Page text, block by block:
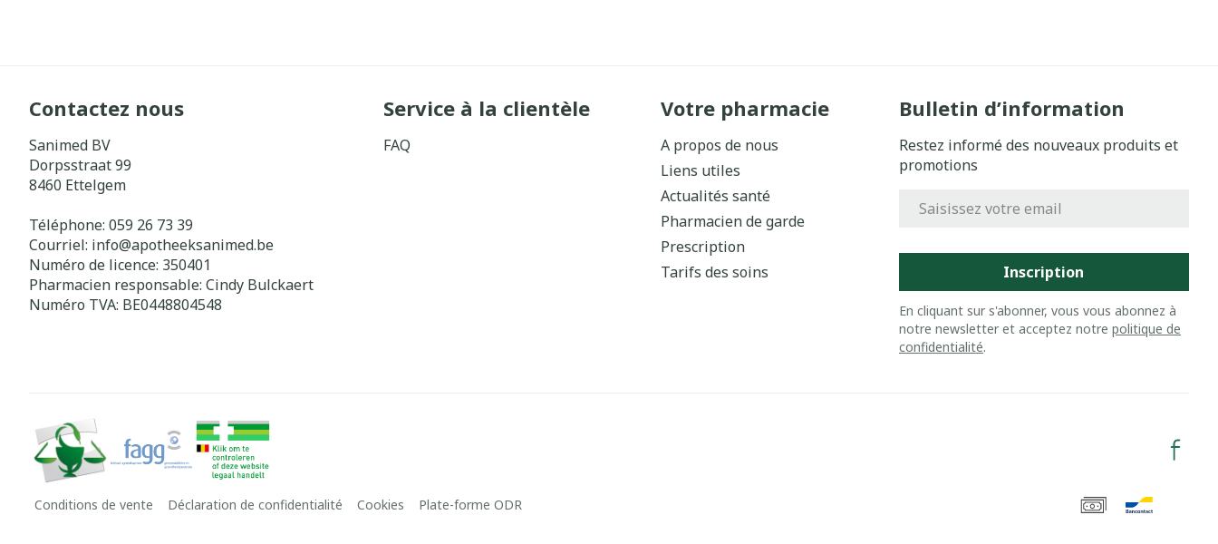
Contactez nous
Sanimed BV
Dorpsstraat 99
8460 Ettelgem
Téléphone: 059 26 73 39
Courriel: info@apotheeksanimed.be
Numéro de licence: 350401
Pharmacien responsable: Cindy Bulckaert
Numéro TVA: BE0448804548
Service à la clientèle
FAQ
Votre pharmacie
A propos de nous
Liens utiles
Actualités santé
Pharmacien de garde
Prescription
Tarifs des soins
Bulletin d’information
Restez informé des nouveaux produits et
promotions
Inscription
En cliquant sur s'abonner, vous vous abonnez à
notre newsletter et acceptez notre politique de
confidentialité.
Conditions de vente Déclaration de confidentialité Cookies Plate-forme ODR